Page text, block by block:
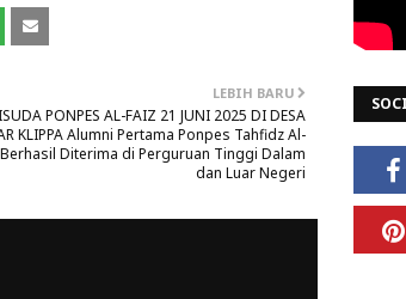
LEBIH BARU
PONPES AL-FAIZ 21 JUNI 2025 DI DESA
KLIPPA‎‎ Alumni Pertama Ponpes Tahfidz Al-
Diterima di Perguruan Tinggi Dalam
dan Luar Negeri‎‎